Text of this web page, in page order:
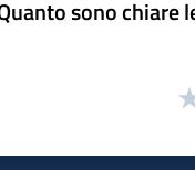
sono chiare